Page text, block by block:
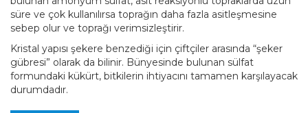
süre ve çok kullanılırsa toprağın daha fazla asitleşmesine
sebep olur ve toprağı verimsizleştirir.
Kristal yapısı şekere benzediği için çiftçiler arasında “şeker
gübresi” olarak da bilinir. Bünyesinde bulunan sülfat
formundaki kükürt, bitkilerin ihtiyacını tamamen karşılayacak
durumdadır.